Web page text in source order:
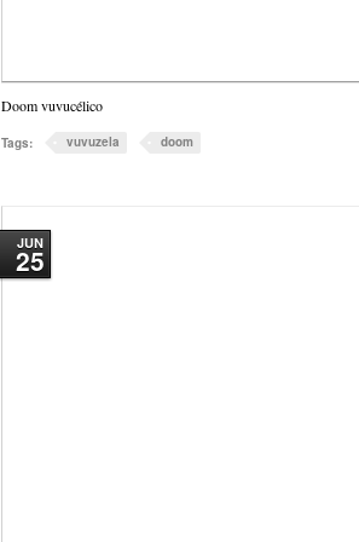
Doom vuvucélico
Tags: vuvuzela doom
JUN
25